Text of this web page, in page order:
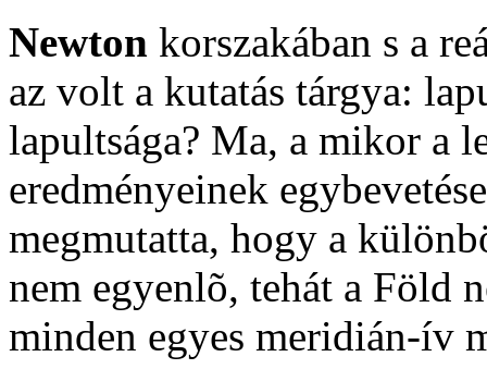
Newton korszakában s a
az volt a kutatás tárgya:
lapultsága? Ma, a mikor a
eredményeinek
megmutatta, hogy a
nem egyenlõ, tehát a Föld
minden egyes meridián-ív